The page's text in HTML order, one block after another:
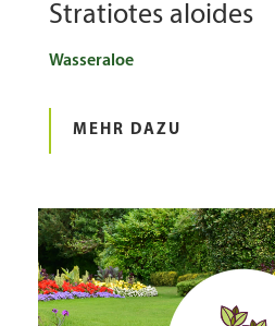
Stratiotes aloides
Wasseraloe
MEHR DAZU